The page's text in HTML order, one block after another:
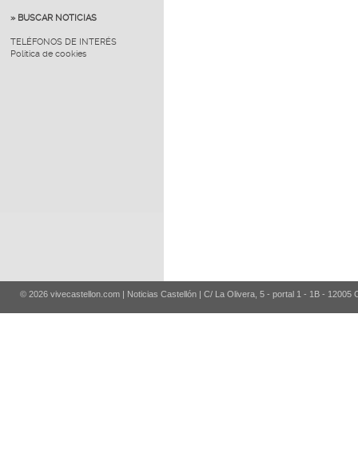
» BUSCAR NOTICIAS
TELÉFONOS DE INTERÉS
Política de cookies
© 2026 vivecastellon.com | Noticias Castellón | C/ La Olivera, 5 - portal 1 - 1B - 12005